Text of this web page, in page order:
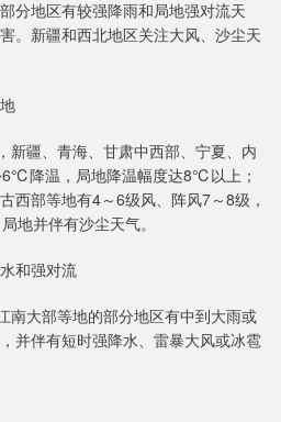
分地区有较强降雨和局地强对流天
。新疆和西北地区关注大风、沙尘天
新疆、青海、甘肃中西部、宁夏、内
降温，局地降温幅度达8℃以上；
西部等地有4～6级风、阵风7～8级，
地并伴有沙尘天气。
和强对流
南大部等地的部分地区有中到大雨或
并伴有短时强降水、雷暴大风或冰雹